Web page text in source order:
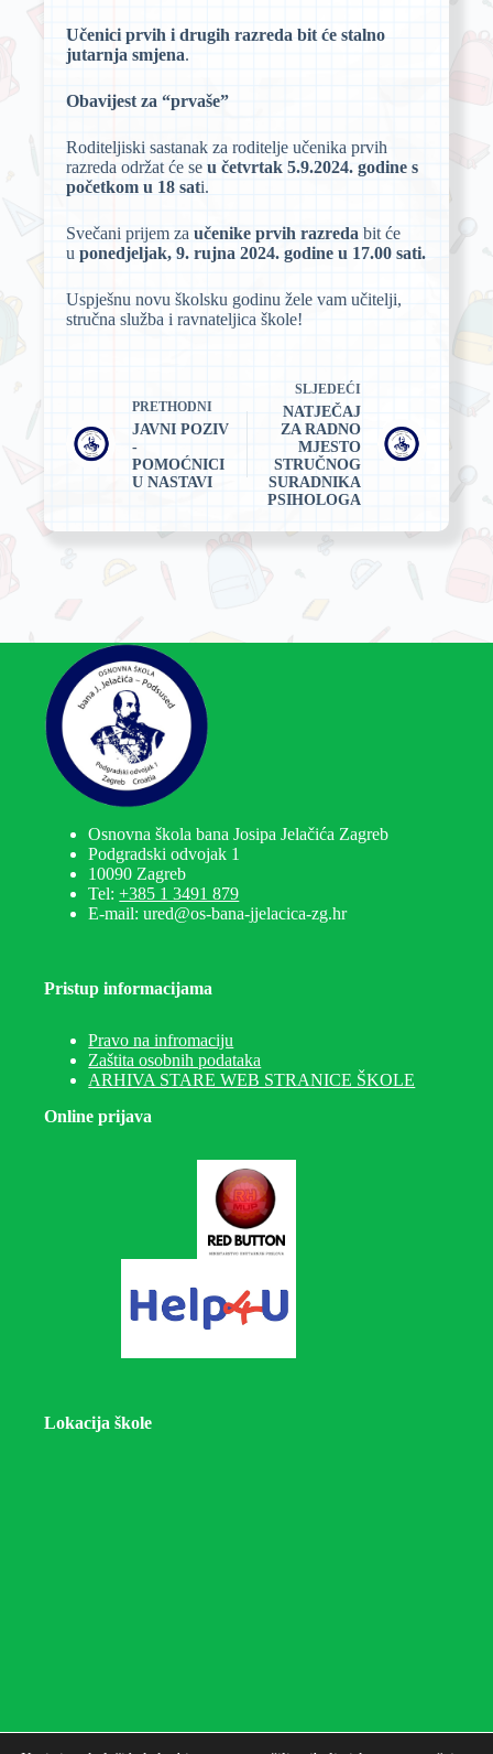
Učenici prvih i drugih razreda bit će stalno
jutarnja smjena.
Obavijest za “prvaše”
Roditeljiski sastanak za roditelje učenika prvih
razreda održat će seu četvrtak 5.9.2024. godine s
početkom u 18 sati.
Svečani prijem zaučenike prvih razredabit će
uponedjeljak, 9. rujna 2024. godine u 17.00 sati.
Uspješnu novu školsku godinu žele vam učitelji,
stručna služba i ravnateljica škole!
PRETHODNI
JAVNI POZIV
-
POMOĆNICI
U NASTAVI
SLJEDEĆI
NATJEČAJ
ZA RADNO
MJESTO
STRUČNOG
SURADNIKA
PSIHOLOGA
Osnovna škola bana Josipa Jelačića Zagreb
Podgradski odvojak 1
10090 Zagreb
Tel:+385 1 3491 879
E-mail: ured@os-bana-jjelacica-zg.hr
Pristup informacijama
Pravo na infromaciju
Zaštita osobnih podataka
ARHIVA STARE WEB STRANICE ŠKOLE
Online prijava
Lokacija škole